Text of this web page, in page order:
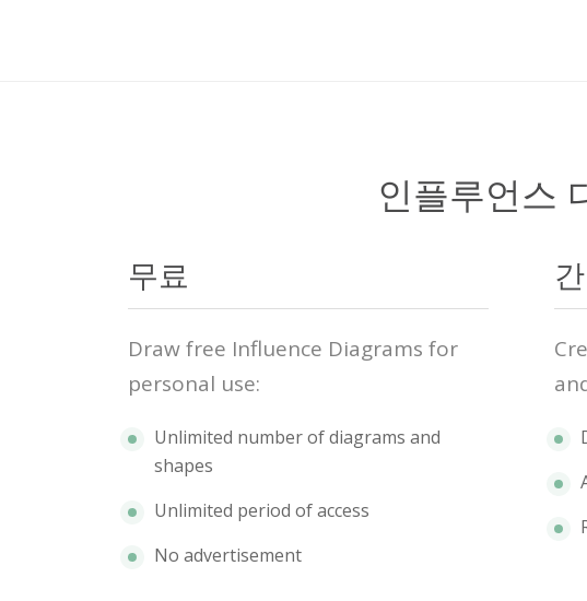
인플루언스
무료
Draw free Influence Diagrams for
personal use:
Unlimited number of diagrams and
shapes
Unlimited period of access
No advertisement